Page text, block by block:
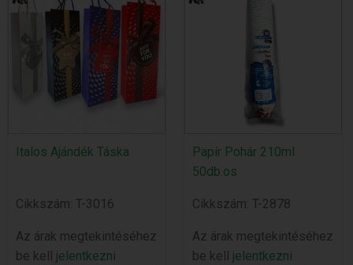
Italos Ajándék Táska
Cikkszám: T-3016
Az árak megtekintéséhez
be kell jelentkezni
Papír Pohár 210ml
50db.os
Cikkszám: T-2878
Az árak megtekintéséhez
be kell jelentkezni